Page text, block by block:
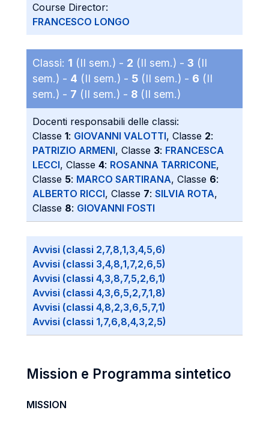
Course Director:
FRANCESCO LONGO
Classi: 1 (II sem.) - 2 (II sem.) - 3 (II
sem.) - 4 (II sem.) - 5 (II sem.) - 6 (II
sem.) - 7 (II sem.) - 8 (II sem.)
Docenti responsabili delle classi:
Classe 1: GIOVANNI VALOTTI, Classe 2:
PATRIZIO ARMENI, Classe 3: FRANCESCA
LECCI, Classe 4: ROSANNA TARRICONE,
Classe 5: MARCO SARTIRANA, Classe 6:
ALBERTO RICCI, Classe 7: SILVIA ROTA,
Classe 8: GIOVANNI FOSTI
Avvisi (classi 2,7,8,1,3,4,5,6)
Avvisi (classi 3,4,8,1,7,2,6,5)
Avvisi (classi 4,3,8,7,5,2,6,1)
Avvisi (classi 4,3,6,5,2,7,1,8)
Avvisi (classi 4,8,2,3,6,5,7,1)
Avvisi (classi 1,7,6,8,4,3,2,5)
Mission e Programma sintetico
MISSION